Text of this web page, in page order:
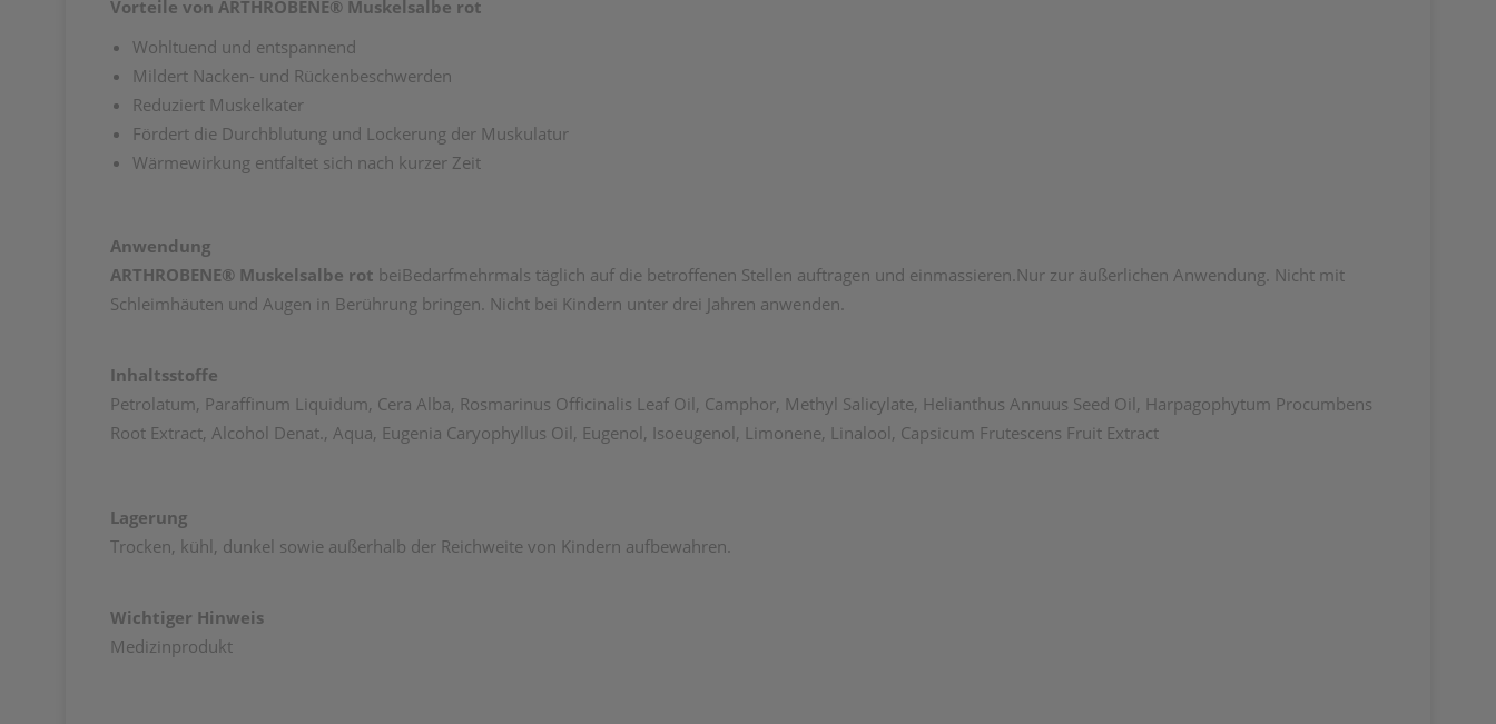
Vorteile von ARTHROBENE® Muskelsalbe rot
Wohltuend und entspannend
Mildert Nacken- und Rückenbeschwerden
Reduziert Muskelkater
Fördert die Durchblutung und Lockerung der Muskulatur
Wärmewirkung entfaltet sich nach kurzer Zeit
Anwendung
ARTHROBENE® Muskelsalbe rot beiBedarfmehrmals täglich auf die betroffenen Stellen auftragen und einmassieren.Nur zur äußerlichen Anwendung. Nicht mit
Schleimhäuten und Augen in Berührung bringen. Nicht bei Kindern unter drei Jahren anwenden.
Inhaltsstoffe
Petrolatum, Paraffinum Liquidum, Cera Alba, Rosmarinus Officinalis Leaf Oil, Camphor, Methyl Salicylate, Helianthus Annuus Seed Oil, Harpagophytum Procumbens
Root Extract, Alcohol Denat., Aqua, Eugenia Caryophyllus Oil, Eugenol, Isoeugenol, Limonene, Linalool, Capsicum Frutescens Fruit Extract
Lagerung
Trocken, kühl, dunkel sowie außerhalb der Reichweite von Kindern aufbewahren.
Wichtiger Hinweis
Medizinprodukt